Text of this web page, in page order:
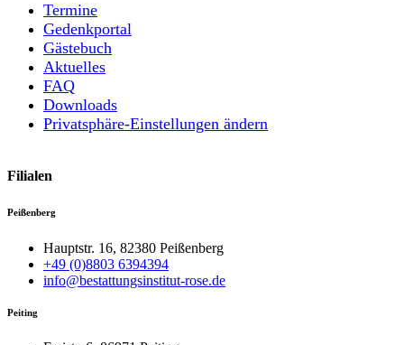
Termine
Gedenkportal
Gästebuch
Aktuelles
FAQ
Downloads
Privatsphäre-Einstellungen ändern
Filialen
Peißenberg
Hauptstr. 16, 82380 Peißenberg
+49 (0)8803 6394394
info@bestattungsinstitut-rose.de
Peiting